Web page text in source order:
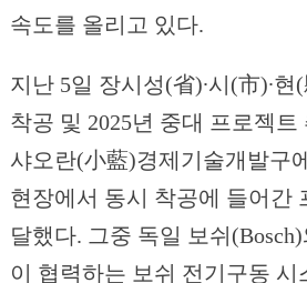
속도를 올리고 있다.
지난 5일 장시성(省)∙시(市)∙
착공 및 2025년 중대 프로젝
샤오란(小藍)경제기술개발구
현장에서 동시 착공에 들어간
달했다. 그중 독일 보쉬
이 협력하는 보쉬 전기구동